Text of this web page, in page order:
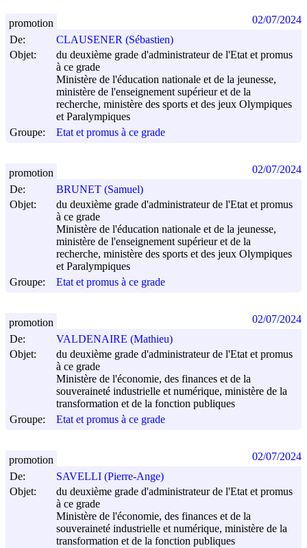
De:
CLAUSENER (Sébastien)
Objet:
du deuxième grade d'administrateur de l'Etat et promus
à ce grade
Ministère de l'éducation nationale et de la jeunesse,
ministère de l'enseignement supérieur et de la
recherche, ministère des sports et des jeux Olympiques
et Paralympiques
Groupe:
Etat et promus à ce grade
promotion 02/07/2024
De:
BRUNET (Samuel)
Objet:
du deuxième grade d'administrateur de l'Etat et promus
à ce grade
Ministère de l'éducation nationale et de la jeunesse,
ministère de l'enseignement supérieur et de la
recherche, ministère des sports et des jeux Olympiques
et Paralympiques
Groupe:
Etat et promus à ce grade
promotion 02/07/2024
De:
VALDENAIRE (Mathieu)
Objet:
du deuxième grade d'administrateur de l'Etat et promus
à ce grade
Ministère de l'économie, des finances et de la
souveraineté industrielle et numérique, ministère de la
transformation et de la fonction publiques
Groupe:
Etat et promus à ce grade
promotion 02/07/2024
De:
SAVELLI (Pierre-Ange)
Objet:
du deuxième grade d'administrateur de l'Etat et promus
à ce grade
Ministère de l'économie, des finances et de la
souveraineté industrielle et numérique, ministère de la
transformation et de la fonction publiques
promotion 02/07/2024